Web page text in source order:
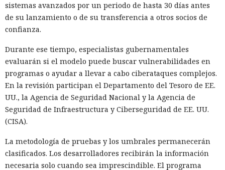
sistemas avanzados por un periodo de hasta 30 días antes
de su lanzamiento o de su transferencia a otros socios de
confianza.
Durante ese tiempo, especialistas gubernamentales
evaluarán si el modelo puede buscar vulnerabilidades en
programas o ayudar a llevar a cabo ciberataques complejos.
En la revisión participan el Departamento del Tesoro de EE.
UU., la Agencia de Seguridad Nacional y la Agencia de
Seguridad de Infraestructura y Ciberseguridad de EE. UU.
(CISA).
La metodología de pruebas y los umbrales permanecerán
clasificados. Los desarrolladores recibirán la información
necesaria solo cuando sea imprescindible. El programa